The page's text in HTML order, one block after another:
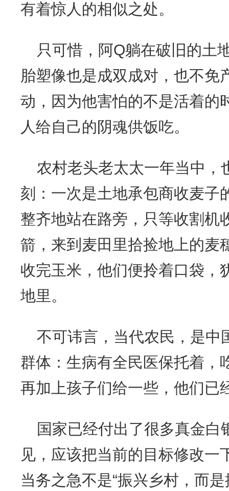
有着惊人的相似之处。
只可惜，阿Q躺在破旧的土
胎塑像也是成双成对，也不免
动，因为他害怕的不是活着的
人给自己的阴魂供饭吃。
农村老头老太太一年当中，
刻：一次是土地承包商收麦子
整齐地站在路旁，只等收割机
箭，来到麦田里拾捡地上的麦
收完玉米，他们便拎着口袋，
地里。
不可讳言，当代农民，是中
群体：生病有全民医保托着，
再加上孩子们给一些，他们已
国家已经付出了很多真金白
见，应该把当前的目标修改一
当务之急不是“振兴乡村，而是